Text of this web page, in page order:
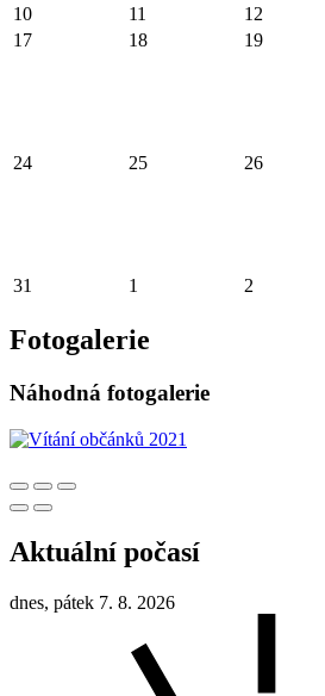
10
11 12
17
18 19
24 25 26
31
1 2
Fotogalerie
Náhodná fotogalerie
Aktuální počasí
dnes, pátek 7. 8. 2026